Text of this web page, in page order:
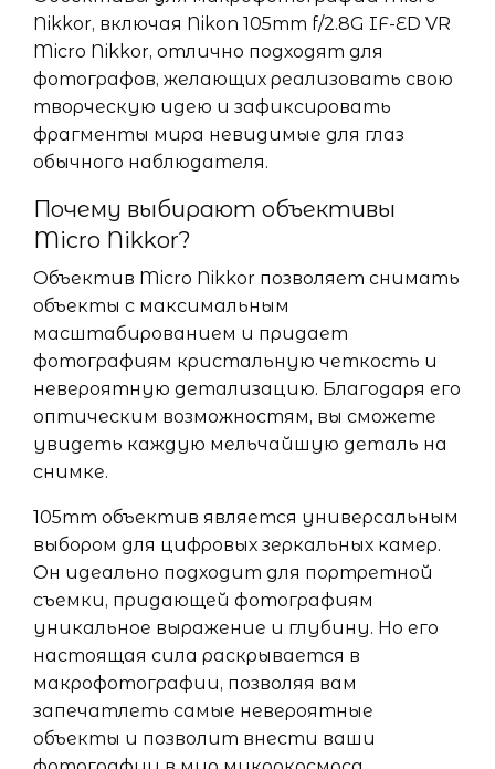
Nikkor, включая Nikon 105mm f/2.8G IF-ED VR
Micro Nikkor, отлично подходят для
фотографов, желающих реализовать свою
творческую идею и зафиксировать
фрагменты мира невидимые для глаз
обычного наблюдателя.
Почему выбирают объективы
Micro Nikkor?
Объектив Micro Nikkor позволяет снимать
объекты с максимальным
масштабированием и придает
фотографиям кристальную четкость и
невероятную детализацию. Благодаря его
оптическим возможностям, вы сможете
увидеть каждую мельчайшую деталь на
снимке.
105mm объектив является универсальным
выбором для цифровых зеркальных камер.
Он идеально подходит для портретной
съемки, придающей фотографиям
уникальное выражение и глубину. Но его
настоящая сила раскрывается в
макрофотографии, позволяя вам
запечатлеть самые невероятные
объекты и позволит внести ваши